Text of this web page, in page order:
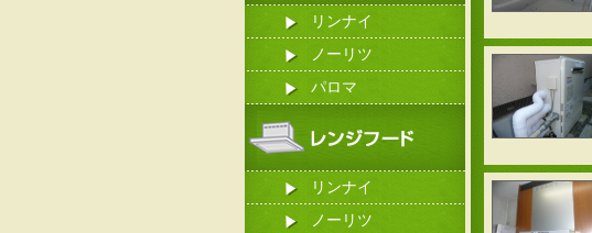
リンナイ
ノーリツ
パロマ
リンナイ
ノーリツ